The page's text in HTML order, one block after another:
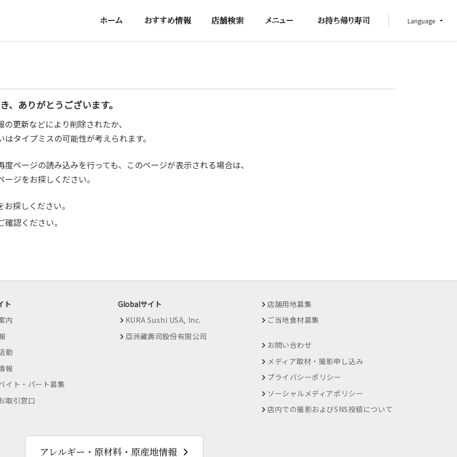
Language
、ありがとうございます。
更新などにより削除されたか、
タイプミスの可能性が考えられます。
ページの読み込みを行っても、このページが表示される場合は、
ジをお探しください。
探しください。
認ください。
ト
内
動
報
イト・パート募集
取引窓口
Globalサイト
KURA Sushi USA, Inc.
亞洲藏壽司股份有限公司
店舗用地募集
ご当地食材募集
お問い合わせ
メディア取材・撮影申し込み
プライバシーポリシー
ソーシャルメディアポリシー
店内での撮影およびSNS投稿について
アレルギー・原材料・原産地情報